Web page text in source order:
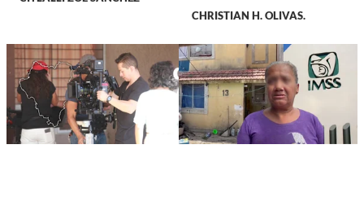
CHRISTIAN H. OLIVAS.